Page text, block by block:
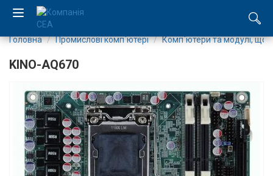
Компанія
Каталог
Виробництво
Головна Промислові комп`ютері Комп`ютери та модулі, що
KINO-AQ670